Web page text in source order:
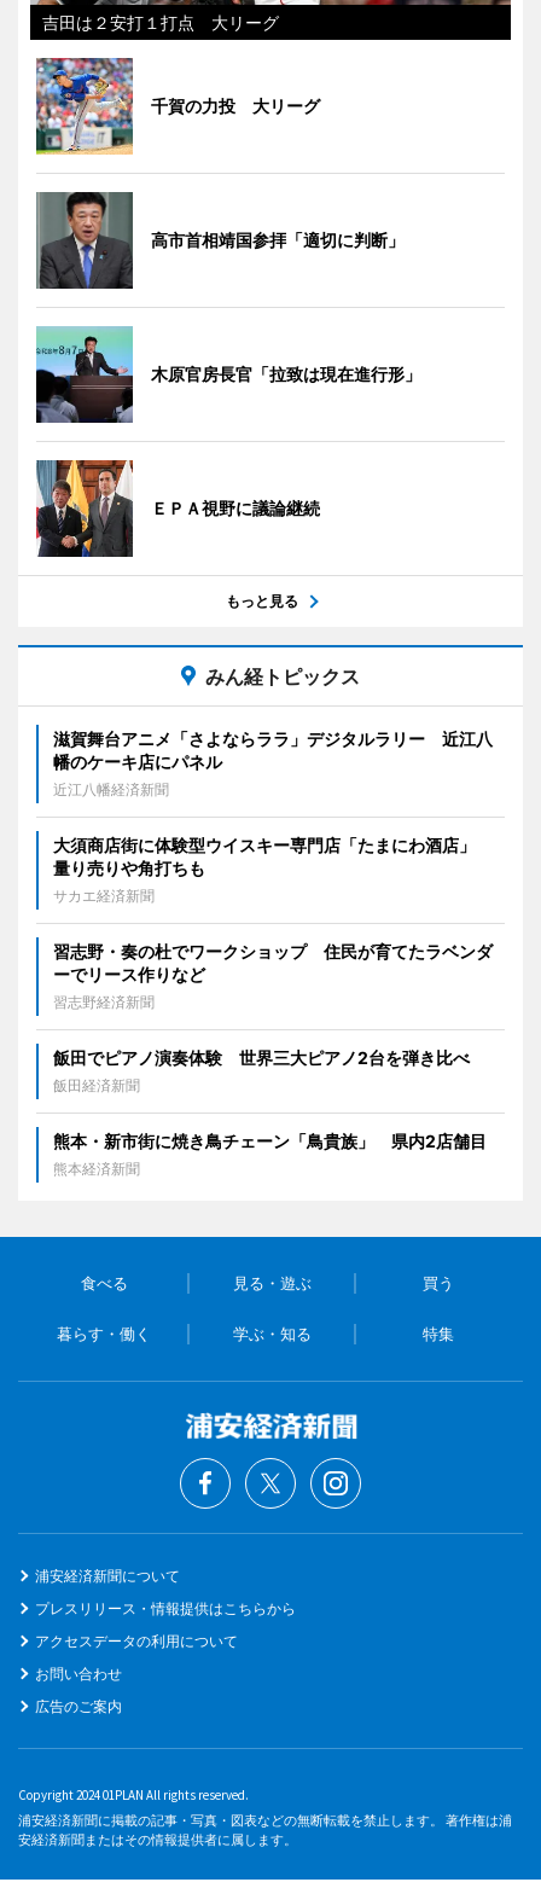
吉田は２安打１打点 大リーグ
千賀の力投 大リーグ
高市首相靖国参拝「適切に判断」
木原官房長官「拉致は現在進行形」
ＥＰＡ視野に議論継続
もっと見る
みん経トピックス
滋賀舞台アニメ「さよならララ」デジタルラリー 近江八
幡のケーキ店にパネル
近江八幡経済新聞
大須商店街に体験型ウイスキー専門店「たまにわ酒店」
量り売りや角打ちも
サカエ経済新聞
習志野・奏の杜でワークショップ 住民が育てたラベンダ
ーでリース作りなど
習志野経済新聞
飯田でピアノ演奏体験 世界三大ピアノ2台を弾き比べ
飯田経済新聞
熊本・新市街に焼き鳥チェーン「鳥貴族」 県内2店舗目
熊本経済新聞
食べる 見る・遊ぶ 買う
暮らす・働く 学ぶ・知る 特集
浦安経済新聞について
プレスリリース・情報提供はこちらから
アクセスデータの利用について
お問い合わせ
広告のご案内
Copyright 2024 01PLAN All rights reserved.
浦安経済新聞に掲載の記事・写真・図表などの無断転載を禁止します。 著作権は浦
安経済新聞またはその情報提供者に属します。